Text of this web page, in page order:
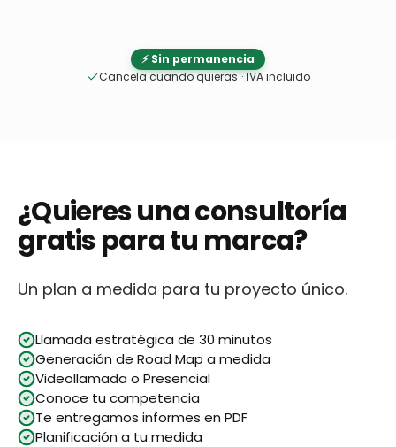
⚡ Sin permanencia
Cancela cuando quieras · IVA incluido
¿Quieres una consultoría
gratis para tu marca?
Un plan a medida para tu proyecto único.
Llamada estratégica de 30 minutos
Generación de Road Map a medida
Videollamada o Presencial
Conoce tu competencia
Te entregamos informes en PDF
Planificación a tu medida